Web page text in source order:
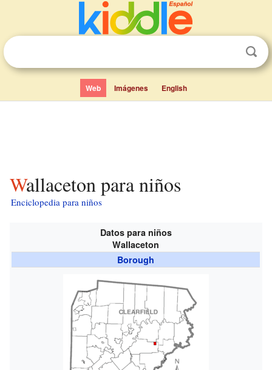
Web Imágenes English
Wallaceton para niños
Enciclopedia para niños
Datos para niños
Wallaceton
Borough